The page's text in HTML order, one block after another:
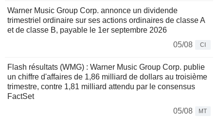
Warner Music Group Corp. annonce un dividende
trimestriel ordinaire sur ses actions ordinaires de classe A
et de classe B, payable le 1er septembre 2026
05/08
CI
Flash résultats (WMG) : Warner Music Group Corp. publie
un chiffre d'affaires de 1,86 milliard de dollars au troisième
trimestre, contre 1,81 milliard attendu par le consensus
FactSet
05/08
MT